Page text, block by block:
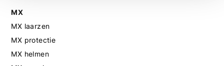
MX
MX laarzen
MX protectie
MX helmen